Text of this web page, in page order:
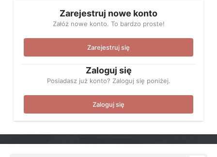
Zarejestruj nowe konto
Załóż nowe konto. To bardzo proste!
Zarejestruj się
Zaloguj się
Posiadasz już konto? Zaloguj się poniżej.
Zaloguj się